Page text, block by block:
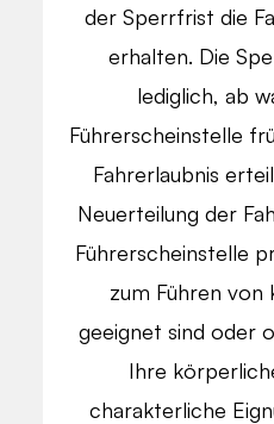
der Sperrfrist die
erhalten. Die
lediglich, ab
Führerscheinstelle
Fahrerlaubnis
Neuerteilung der
Führerscheinstelle
zum Führen von
geeignet sind oder
Ihre
charakterliche